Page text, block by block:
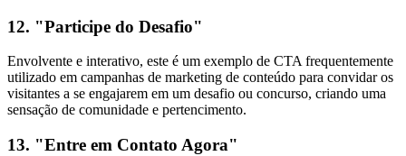
12. "Participe do Desafio"
Envolvente e interativo, este é um exemplo de CTA frequentemente
utilizado em campanhas de marketing de conteúdo para convidar os
visitantes a se engajarem em um desafio ou concurso, criando uma
sensação de comunidade e pertencimento.
13. "Entre em Contato Agora"